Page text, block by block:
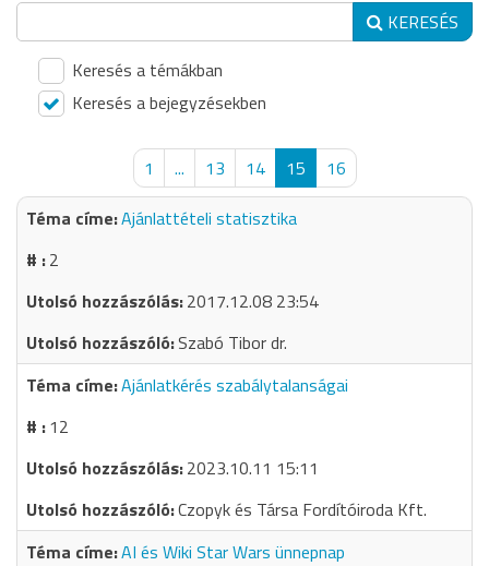
KERESÉS
Keresés a témákban
Keresés a bejegyzésekben
1 ... 13 14 15
16
Ajánlattételi statisztika
2
2017.12.08 23:54
Szabó Tibor dr.
Ajánlatkérés szabálytalanságai
12
2023.10.11 15:11
Czopyk és Társa Fordítóiroda Kft.
AI és Wiki Star Wars ünnepnap